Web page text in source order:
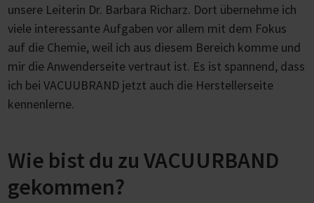
unsere Leiterin Dr. Barbara Richarz. Dort übernehme ich
viele interessante Aufgaben vor allem mit dem Fokus
auf die Chemie, weil ich aus diesem Bereich komme und
mir die Anwenderseite vertraut ist. Es ist spannend, dass
ich bei VACUUBRAND jetzt auch die Herstellerseite
kennenlerne.
Wie bist du zu VACUURBAND
gekommen?